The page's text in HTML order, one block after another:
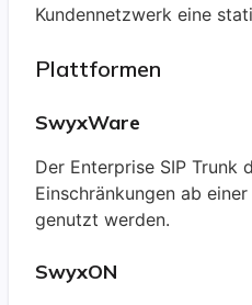
Kundennetzwerk eine
Plattformen
SwyxWare
Der Enterprise SIP Trunk
Einschränkungen ab
genutzt werden.
SwyxON